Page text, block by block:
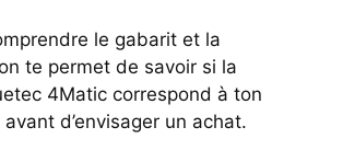
le gabarit et la
te permet de savoir si la
4Matic correspond à ton
d’envisager un achat.